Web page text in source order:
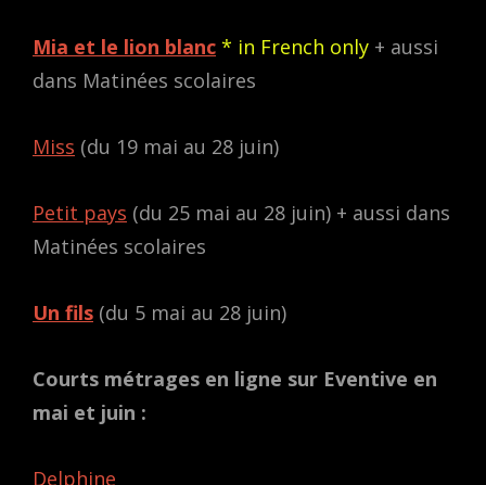
Mia et le lion blanc * in French only + aussi
dans Matinées scolaires
Miss (du 19 mai au 28 juin)
Petit pays (du 25 mai au 28 juin) + aussi dans
Matinées scolaires
Un fils (du 5 mai au 28 juin)
Courts métrages en ligne sur Eventive en
mai et juin :
Delphine